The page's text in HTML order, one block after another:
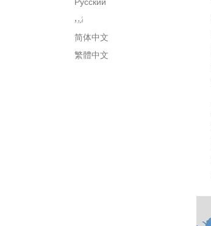
Русский
اُردو
简体中文
繁體中文